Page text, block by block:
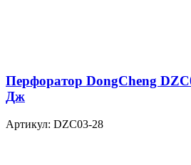
Перфоратор DongCheng
Дж
Артикул: DZC03-28